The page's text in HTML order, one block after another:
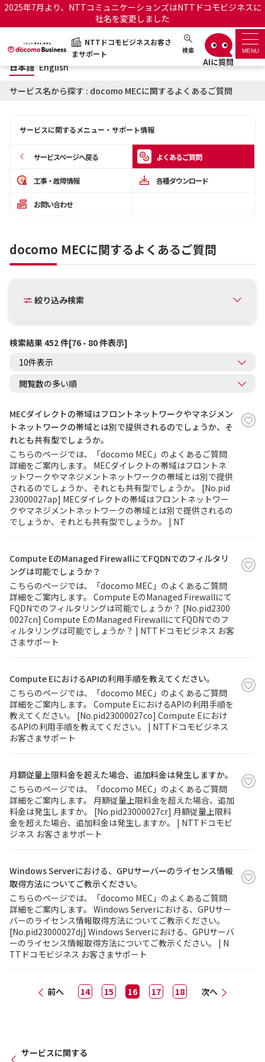
2025年7月より、NTTコミュニケーションズはNTTドコモビジネスに
社名を変更しました
NTTドコモビジネスお客さ
まサポート
検索 MENU
NTTドコモビジネスお客さまサポート 日本語 English
サポートトップ
お知らせ サポートサイトの使い方
OCNのお客さまはこちら
オフィシャルサイト
日本語 English
サービス名から探す : docomo MECに関するよくあるご質問
サービスに関するメニュー・サポート情報
サービスページへ戻る よくあるご質問
工事・故障情報 各種ダウンロード
お問い合わせ
docomo MECに関するよくあるご質問
絞り込み検索
検索結果 452 件[76 - 80 件表示]
MECダイレクトの帯域はフロントネットワークやマネジメン
トネットワークの帯域とは別で提供されるのでしょうか、そ
れとも共有型でしょうか。
こちらのページでは、「docomo MEC」のよくあるご質問
詳細をご案内します。 MECダイレクトの帯域はフロントネ
ットワークやマネジメントネットワークの帯域とは別で提供
されるのでしょうか、それとも共有型でしょうか。 [No.pid
23000027ap] MECダイレクトの帯域はフロントネットワー
クやマネジメントネットワークの帯域とは別で提供されるの
でしょうか、それとも共有型でしょうか。 | NT
Compute EのManaged FirewallにてFQDNでのフィルタリ
ングは可能でしょうか？
こちらのページでは、「docomo MEC」のよくあるご質問
詳細をご案内します。 Compute EのManaged Firewallにて
FQDNでのフィルタリングは可能でしょうか？ [No.pid2300
0027cn] Compute EのManaged FirewallにてFQDNでのフ
ィルタリングは可能でしょうか？ | NTTドコモビジネス お客
さまサポート
Compute EにおけるAPIの利用手順を教えてください。
こちらのページでは、「docomo MEC」のよくあるご質問
詳細をご案内します。 Compute EにおけるAPIの利用手順を
教えてください。 [No.pid23000027co] Compute Eにおけ
るAPIの利用手順を教えてください。 | NTTドコモビジネス
お客さまサポート
月額従量上限料金を超えた場合、追加料金は発生しますか。
こちらのページでは、「docomo MEC」のよくあるご質問
詳細をご案内します。 月額従量上限料金を超えた場合、追加
料金は発生しますか。 [No.pid23000027cr] 月額従量上限料
金を超えた場合、追加料金は発生しますか。 | NTTドコモビ
ジネス お客さまサポート
Windows Serverにおける、GPUサーバーのライセンス情報
取得方法についてご教示ください。
こちらのページでは、「docomo MEC」のよくあるご質問
詳細をご案内します。 Windows Serverにおける、GPUサー
バーのライセンス情報取得方法についてご教示ください。
[No.pid23000027dj] Windows Serverにおける、GPUサーバ
ーのライセンス情報取得方法についてご教示ください。 | N
TTドコモビジネス お客さまサポート
前へ 14 15 16 17 18 次へ
サービスに関する